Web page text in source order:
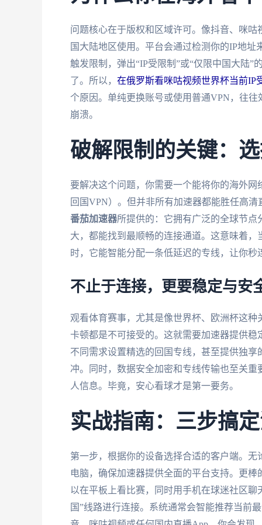
问题核心在于版权和区域许可。像抖音、咪
国大陆地区使用。平台会通过检测你的IP地
触发限制，弹出“IP受限制”或“仅限中国大陆”
了。所以， 在俄罗斯看咪咕视频世界杯当前IP
个原因。单纯更换账号或使用普通VPN，往
崩溃。
破解限制的关键：
要解决这个问题，你需要一个能将你的海外
回国VPN）。但并非所有加速器都能胜任高
番茄加速器所提供的：它拥有广泛的全球节
大，都能找到最顺畅的连接通道。这意味着
时，它能智能分配一条低延迟的专线，让你秒
不止于连接，更要稳定与安
观看体育赛事，尤其是像世界杯、欧洲杯这
卡顿都是不可接受的。这就需要加速器提供
不同需求设置精选的回国专线，甚至提供独
冲。同时，数据安全加密和专线传输也至关
人信息。毕竟，安心看球才是第一要务。
实战指南：三步搞
第一步，根据你的设备选择合适的客户端。无
电脑，确保加速器提供全面的平台支持。更
以在平板上看比赛，同时用手机在球迷社区
国”线路进行连接。系统通常会智能推荐当前